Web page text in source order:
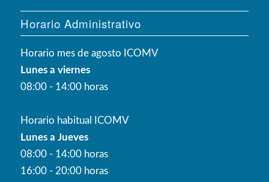
Horario Administrativo
Horario mes de agosto ICOMV
Lunes a viernes
08:00 - 14:00 horas
Horario habitual ICOMV
Lunes a Jueves
08:00 - 14:00 horas
16:00 - 20:00 horas